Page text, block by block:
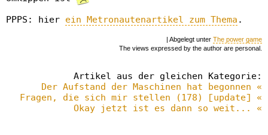
PPPS: hier ein Metronautenartikel zum Thema .
| Abgelegt unter The power game
The views expressed by the author are personal.
Artikel aus der gleichen Kategorie:
Der Aufstand der Maschinen hat begonnen «
Fragen, die sich mir stellen (178) [update] «
Okay jetzt ist es dann so weit... «